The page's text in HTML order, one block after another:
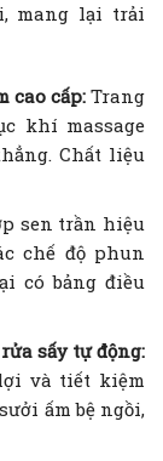
mang lại trải
cao cấp:Trang
khí massage
Chất liệu
sen trần hiệu
chế độ phun
có bảng điều
sấy tự động:
và tiết kiệm
ấm bệ ngồi,